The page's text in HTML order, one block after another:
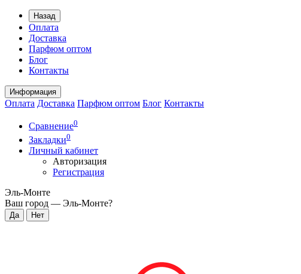
Назад
Оплата
Доставка
Парфюм оптом
Блог
Контакты
Информация
Оплата Доставка Парфюм оптом Блог Контакты
Сравнение0
Закладки0
Личный кабинет
Авторизация
Регистрация
Эль-Монте
Ваш город — Эль-Монте?